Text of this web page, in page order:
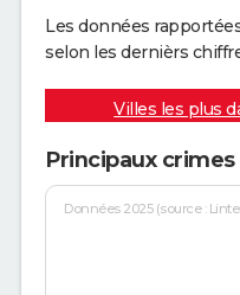
Les données
selon les dernièrs
Villes les plus
Principaux
Données 2025 (source :